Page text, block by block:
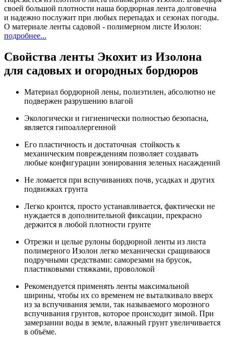
своей большой плотности наша бордюрная лента долговечна
и надежно послужит при любых перепадах и сезонах погоды.
О материале ленты садовой - полимерном листе Изолон:
подробнее...
Свойства ленты Экохит из Изолона
для садовых и огородных бордюров
Материал бордюрной лены, полиэтилен, абсолютно не
подвержен разрушению влагой
Экологически и гигиенически полностью безопасна,
является гипоаллергенной
Его пластичность и достаточная стойкость к
механическим повреждениям позволяет создавать
любые конфигурации зонирования зеленых насаждений
Не ломается при вспучиваниях почв, усадках и других
подвижках грунта
Легко кроится, просто устанавливается, фактически не
нуждается в дополнительной фиксации, прекрасно
держится в любой плотности грунте
Отрезки и целые рулоны бордюрной ленты из листа
полимерного Изолон легко механически сращиваюся
подручными средствами: саморезами на брусок,
пластиковыми стяжками, проволокой
Рекомендуется применять ленты максимальной
ширины, чтобы их со временем не выталкивало вверх
из за вспучивания земли, так называемого морозного
вспучивания грунтов, которое происходит зимой. При
замерзании воды в земле, влажный грунт увеличивается
в объёме.